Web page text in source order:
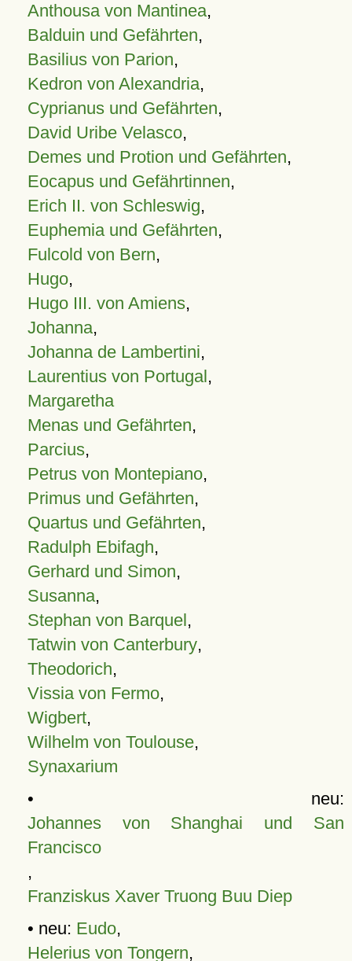
Anthousa von Mantinea,
Balduin und Gefährten,
Basilius von Parion,
Kedron von Alexandria,
Cyprianus und Gefährten,
David Uribe Velasco,
Demes und Protion und Gefährten,
Eocapus und Gefährtinnen,
Erich II. von Schleswig,
Euphemia und Gefährten,
Fulcold von Bern,
Hugo,
Hugo III. von Amiens,
Johanna,
Johanna de Lambertini,
Laurentius von Portugal,
Margaretha
Menas und Gefährten,
Parcius,
Petrus von Montepiano,
Primus und Gefährten,
Quartus und Gefährten,
Radulph Ebifagh,
Gerhard und Simon,
Susanna,
Stephan von Barquel,
Tatwin von Canterbury,
Theodorich,
Vissia von Fermo,
Wigbert,
Wilhelm von Toulouse,
Synaxarium
• neu:
Johannes von Shanghai und San
Francisco
,
Franziskus Xaver Truong Buu Diep
• neu: Eudo,
Helerius von Tongern,